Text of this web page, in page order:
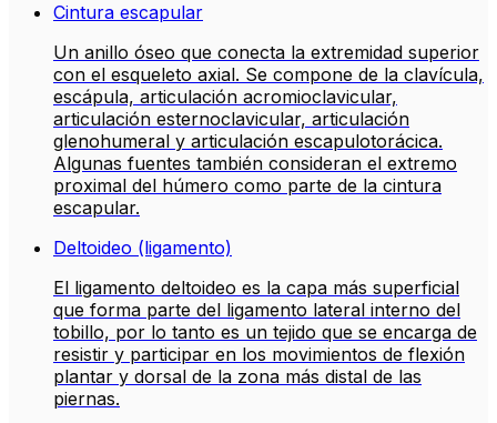
Cintura escapular
Un anillo óseo que conecta la extremidad superior
con el esqueleto axial. Se compone de la clavícula,
escápula, articulación acromioclavicular,
articulación esternoclavicular, articulación
glenohumeral y articulación escapulotorácica.
Algunas fuentes también consideran el extremo
proximal del húmero como parte de la cintura
escapular.
Deltoideo (ligamento)
El ligamento deltoideo es la capa más superficial
que forma parte del ligamento lateral interno del
tobillo, por lo tanto es un tejido que se encarga de
resistir y participar en los movimientos de flexión
plantar y dorsal de la zona más distal de las
piernas.